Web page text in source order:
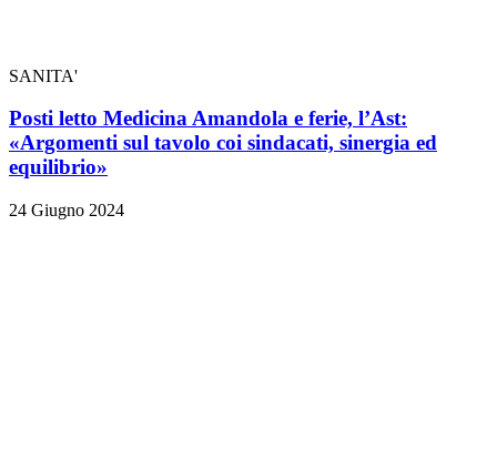
SANITA'
Posti letto Medicina Amandola e ferie, l’Ast:
«Argomenti sul tavolo coi sindacati, sinergia ed
equilibrio»
24 Giugno 2024